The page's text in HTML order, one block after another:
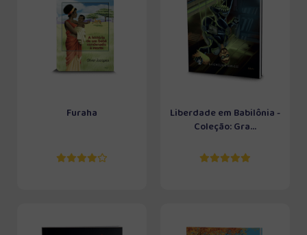
Furaha
Liberdade em Babilônia -
Coleção: Gra...